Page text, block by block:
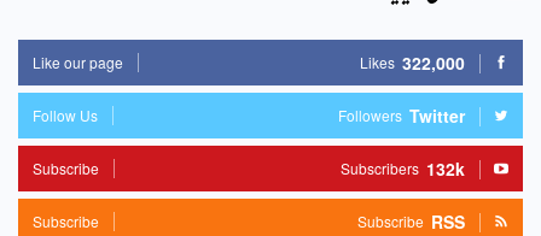
322,000
Likes
Like our page
Twitter
Followers
Follow Us
132k
Subscribers
Subscribe
RSS
Subscribe
Subscribe